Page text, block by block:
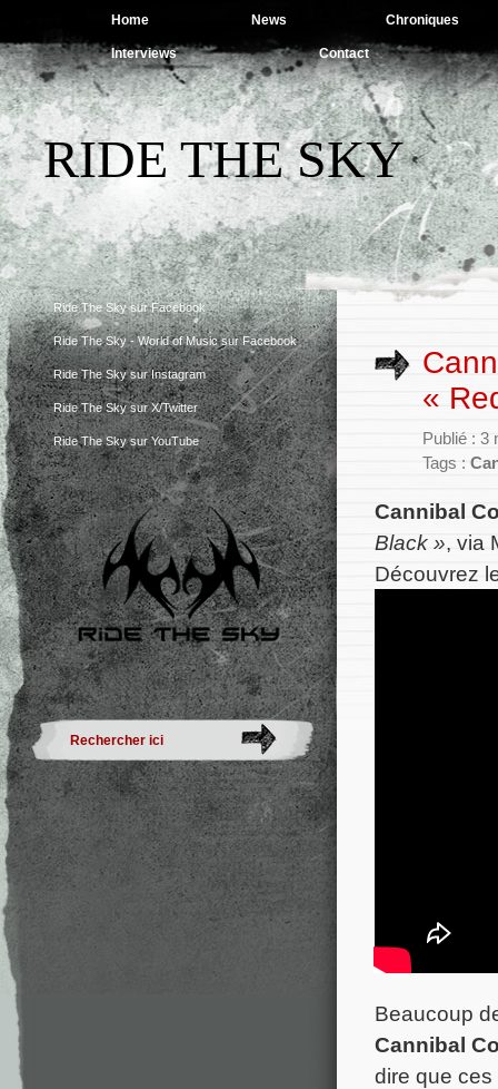
Home News Chroniques
Interviews Contact
RIDE THE SKY
Ride The Sky sur Facebook
Ride The Sky - World of Music sur Facebook
Ride The Sky sur Instagram
Ride The Sky sur X/Twitter
Ride The Sky sur YouTube
«
Publié : 3
Tags :
Cannibal
Black », via
Découvrez
Beaucoup
Cannibal
dire que